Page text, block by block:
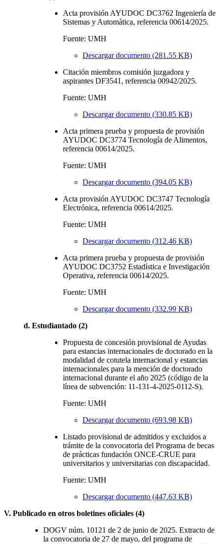
Acta provisión AYUDOC DC3762 Ingeniería de
Sistemas y Automática, referencia 00614/2025.
Fuente: UMH
Descargar documento (281.55 KB)
Citación miembros comisión juzgadora y
aspirantes DF3541, referencia 00942/2025.
Fuente: UMH
Descargar documento (330.85 KB)
Acta primera prueba y propuesta de provisión
AYUDOC DC3774 Tecnología de Alimentos,
referencia 00614/2025.
Fuente: UMH
Descargar documento (394.05 KB)
Acta provisión AYUDOC DC3747 Tecnología
Electrónica, referencia 00614/2025.
Fuente: UMH
Descargar documento (312.46 KB)
Acta primera prueba y propuesta de provisión
AYUDOC DC3752 Estadística e Investigación
Operativa, referencia 00614/2025.
Fuente: UMH
Descargar documento (332.99 KB)
d. Estudiantado (2)
Propuesta de concesión provisional de Ayudas
para estancias internacionales de doctorado en la
modalidad de cotutela internacional y estancias
internacionales para la mención de doctorado
internacional durante el año 2025 (código de la
línea de subvención: 11-131-4-2025-0112-S).
Fuente: UMH
Descargar documento (693.98 KB)
Listado provisional de admitidos y excluidos a
trámite de la convocatoria del Programa de becas
de prácticas fundación ONCE-CRUE para
universitarios y universitarias con discapacidad.
Fuente: UMH
Descargar documento (447.63 KB)
V. Publicado en otros boletines oficiales (4)
DOGV núm. 10121 de 2 de junio de 2025. Extracto de
la convocatoria de 27 de mayo, del programa de